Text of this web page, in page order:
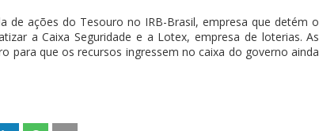
de ações do Tesouro no IRB-Brasil, empresa que detém o
a Caixa Seguridade e a Lotex, empresa de loterias. As
para que os recursos ingressem no caixa do governo ainda